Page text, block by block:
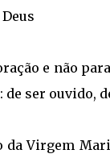
e não
ser ouvido,
Virgem